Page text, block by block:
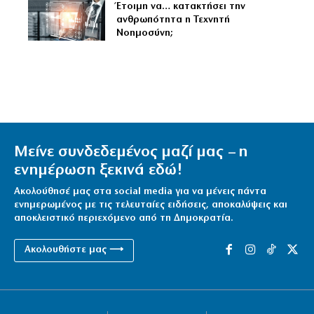
Έτοιμη να… κατακτήσει την
ανθρωπότητα η Τεχνητή
Νοημοσύνη;
Μείνε συνδεδεμένος μαζί μας – η
ενημέρωση ξεκινά εδώ!
Ακολούθησέ μας στα social media για να μένεις πάντα
ενημερωμένος με τις τελευταίες ειδήσεις, αποκαλύψεις και
αποκλειστικό περιεχόμενο από τη Δημοκρατία.
Ακολουθήστε μας ⟶